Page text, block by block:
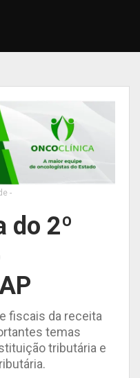
-
do 2º
fiscais da receita
temas
tributária e